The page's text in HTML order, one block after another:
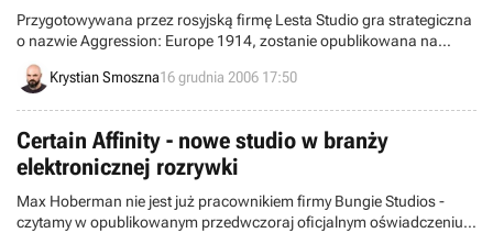
Przygotowywana przez rosyjską firmę Lesta Studio gra strategiczna
o nazwie Aggression: Europe 1914, zostanie opublikowana na
rynku później niż planowano. Program trafi do sklepów dopiero pod
koniec przyszłego roku.
Krystian Smoszna16 grudnia 2006 17:50
Certain Affinity - nowe studio w branży
elektronicznej rozrywki
Max Hoberman nie jest już pracownikiem firmy Bungie Studios -
czytamy w opublikowanym przedwczoraj oficjalnym oświadczeniu